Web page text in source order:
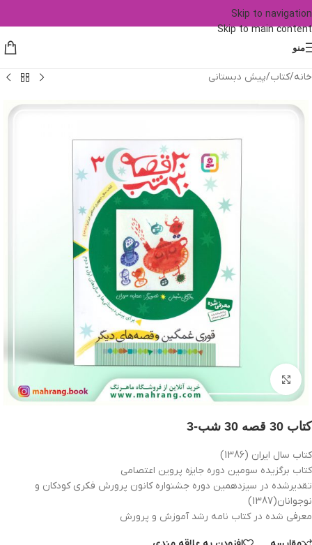
Skip to navigation
Skip to main content
منو
خانه/کتاب/پیش دبستانی
بزرگنمایی تصویر
کتاب 30 قصه 30 شب-3
کتاب سال ایران (1386)
کتاب برگزیده سومین دوره جایزه پروین اعتصامی
تقدیرشده در سیزدهمین دوره جشنواره کانون پرورش فکری کودکان و
نوجوانان(1387)
معرفی شده در کتاب نامه رشد آموزش و پرورش